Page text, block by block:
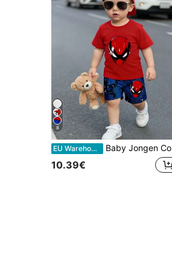
8
EU Warehouse Baby Jongen Comfortabele Casual Schattige Stijlontwerp Cartoon Patroon Korte Mouwen & Shorts 2-Delige Set, Jongen Top, Jongen Outfit, Jongen Kleding, Babykleding, Lente/Zomer Stijl, Zomer Veelzijdig, Geschikt Voor Fotografie, Dagelijks, Uitstapjes, Vakanties, Cadeaus, Bohemela, Lente Vibes, Zomer Vibes, Lente&Zomer Outfits Voor, Gemakkelijk Comfort, Stijlvolle Jongen, CasualWear, Kinderen Grafische Kleding, Lente&Zomer Set, Nieuwe Stijl, Chill Chill, Lente Vibes Chill Zomervakantie
10.39€